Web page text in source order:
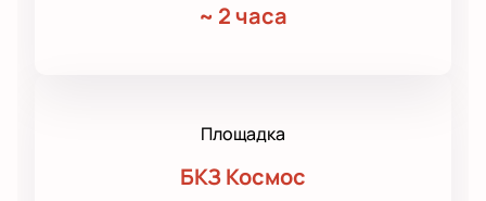
~ 2 часа
Площадка
БКЗ Космос